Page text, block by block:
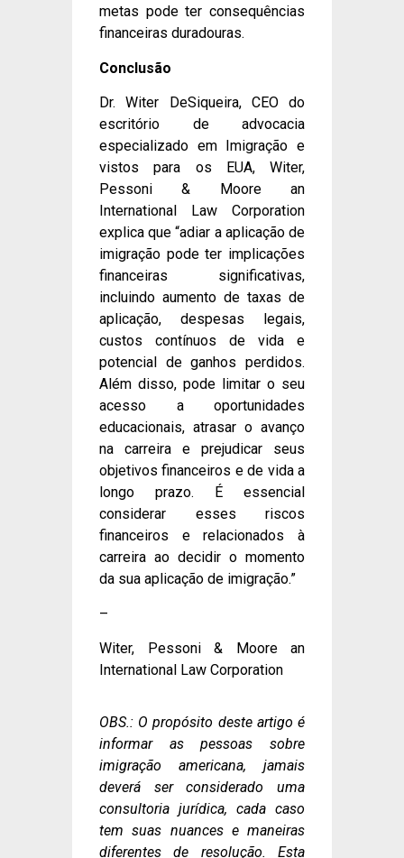
metas pode ter consequências
financeiras duradouras.
Conclusão
Dr. Witer DeSiqueira, CEO do
escritório de advocacia
especializado em Imigração e
vistos para os EUA, Witer,
Pessoni & Moore an
International Law Corporation
explica que “adiar a aplicação de
imigração pode ter implicações
financeiras significativas,
incluindo aumento de taxas de
aplicação, despesas legais,
custos contínuos de vida e
potencial de ganhos perdidos.
Além disso, pode limitar o seu
acesso a oportunidades
educacionais, atrasar o avanço
na carreira e prejudicar seus
objetivos financeiros e de vida a
longo prazo. É essencial
considerar esses riscos
financeiros e relacionados à
carreira ao decidir o momento
da sua aplicação de imigração.”
–
Witer, Pessoni & Moore an
International Law Corporation
OBS.: O propósito deste artigo é
informar as pessoas sobre
imigração americana, jamais
deverá ser considerado uma
consultoria jurídica, cada caso
tem suas nuances e maneiras
diferentes de resolução. Esta